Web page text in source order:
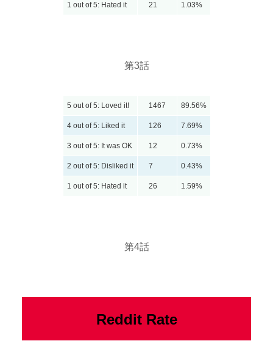
1 out of 5: Hated it 21 1.03%
第3話
5 out of 5: Loved it! 1467 89.56%
4 out of 5: Liked it 126 7.69%
3 out of 5: It was OK 12 0.73%
2 out of 5: Disliked it 7 0.43%
1 out of 5: Hated it 26 1.59%
第4話
Reddit Rate